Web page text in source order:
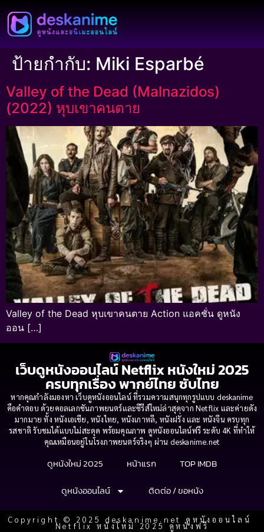
ป้ายกำกับ: Miki Esparbé
Valley of the Dead (Malnazidos)
(2022) หุบเขาคนตาย
Valley of the Dead หุบเขาคนตาย Action แอคชั่น ดูหนัง
ออน […]
เว็บดูหนังออนไลน์ Netflix หนังใหม่ 2025
ครบทุกเรื่อง พากย์ไทย ซับไทย
หากคุณกำลังมองหา เว็บดูหนังออนไลน์ ที่รวมความสนุกทุกรูปแบบ deskanime
คือคำตอบ ด้วยคอลเลกชันภาพยนตร์และซีรีส์ใหม่ล่าสุดจาก Netflix และค่ายดัง
มากมาย ทั้ง หนังเอเชีย, หนังไทย, หนังเกาหลี, หนังฝรั่ง และ หนังจีน ครบทุก
รสชาติ รับชมได้แบบไม่สะดุด พร้อมคุณภาพ ดูหนังออนไลน์ฟรี ระดับ 4K ที่ทำให้
คุณเหมือนอยู่ในโรงภาพยนตร์จริงๆ ผ่าน deskanime.net
ดูหนังใหม่ 2025 หน้าแรก
TOP IMDB
ดูหนังออนไลน์
ติดต่อ / ขอหนัง
Copyright © 2025 deskanime.net ดูหนังออนไลน์
Netflix หนังใหม่ 2025 ดูหนังฟรี